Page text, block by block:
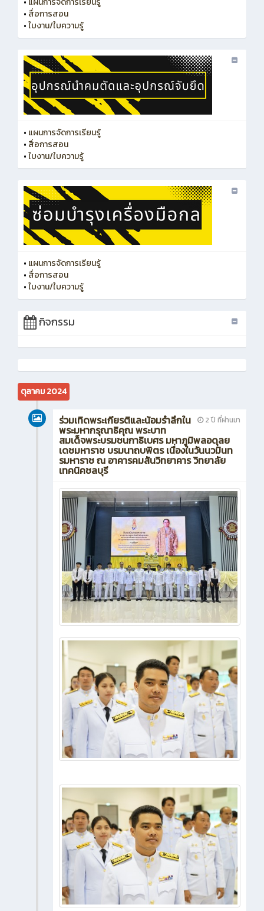
• สื่อการสอน
•ใบงาน/ใบความรู้
• แผนการจัดการเรียนรู้
• สื่อการสอน
•ใบงาน/ใบความรู้
• แผนการจัดการเรียนรู้
• สื่อการสอน
•ใบงาน/ใบความรู้
กิจกรรม
ตุลาคม 2024
2 ปี ที่ผ่านมา
ร่วมเทิดพระเกียรติและน้อมรำลึกใน
พระมหากรุณาธิคุณ พระบาท
สมเด็จพระบรมชนกาธิเบศร มหาภูมิพลอดุลย
เดชมหาราช บรมนาถบพิตร เนื่องในวันนวมินท
รมหาราช ณ อาคารคมสันวิทยาคาร วิทยาลัย
เทคนิคชลบุรี